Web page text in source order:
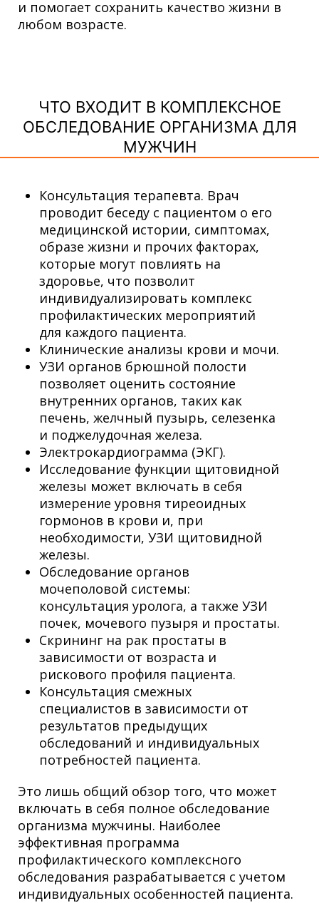
и помогает сохранить качество жизни в
любом возрасте.
ЧТО ВХОДИТ В КОМПЛЕКСНОЕ
ОБСЛЕДОВАНИЕ ОРГАНИЗМА ДЛЯ
МУЖЧИН
Консультация терапевта. Врач
проводит беседу с пациентом о его
медицинской истории, симптомах,
образе жизни и прочих факторах,
которые могут повлиять на
здоровье, что позволит
индивидуализировать комплекс
профилактических мероприятий
для каждого пациента.
Клинические анализы крови и мочи.
УЗИ органов брюшной полости
позволяет оценить состояние
внутренних органов, таких как
печень, желчный пузырь, селезенка
и поджелудочная железа.
Электрокардиограмма (ЭКГ).
Исследование функции щитовидной
железы может включать в себя
измерение уровня тиреоидных
гормонов в крови и, при
необходимости, УЗИ щитовидной
железы.
Обследование органов
мочеполовой системы:
консультация уролога, а также УЗИ
почек, мочевого пузыря и простаты.
Скрининг на рак простаты в
зависимости от возраста и
рискового профиля пациента.
Консультация смежных
специалистов в зависимости от
результатов предыдущих
обследований и индивидуальных
потребностей пациента.
Это лишь общий обзор того, что может
включать в себя полное обследование
организма мужчины. Наиболее
эффективная программа
профилактического комплексного
обследования разрабатывается с учетом
индивидуальных особенностей пациента.